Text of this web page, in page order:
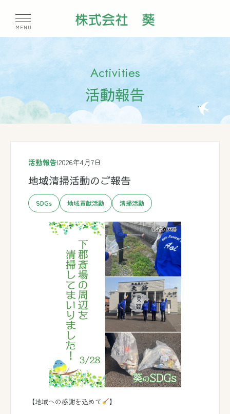
Activities
活動報告
活動報告|2026年4月7日
地域清掃活動のご報告
SDGs 地域貢献活動 清掃活動
【地域への感謝を込めて 】